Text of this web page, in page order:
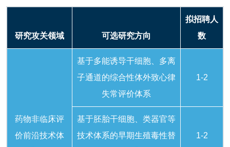
研究攻关领域 可选研究方向
拟招聘人
数
药物非临床评
价前沿技术体
基于多能诱导干细胞、多离
子通道的综合性体外致心律
失常评价体系
1-2
基于胚胎干细胞、类器官等
技术体系的早期生殖毒性替
1-2